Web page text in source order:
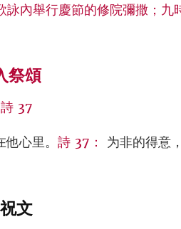
內舉行慶節的修院彌撒；九
祭頌
詩 37
心里。 詩 37：
为非的得意
祝文